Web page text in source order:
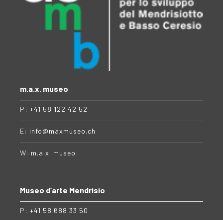
m.a.x. museo
P: +41 58 122 42 52
E: info@maxmuseo.ch
W: m.a.x. museo
Museo d’arte Mendrisio
P: +41 58 688 33 50